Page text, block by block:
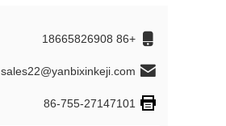
+86 18665826908
sales22@yanbixinkeji.com
86-755-27147101